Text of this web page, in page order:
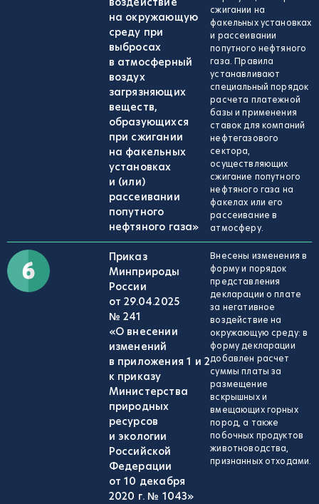
на окружающую
среду при
выбросах
в атмосферный
воздух
загрязняющих
веществ,
образующихся
при сжигании
на факельных
установках
и (или)
рассеивании
попутного
нефтяного газа»
сжигании на
факельных установках
и рассеивании
попутного нефтяного
газа. Правила
устанавливают
специальный порядок
расчета платежной
базы и применения
ставок для компаний
нефтегазового
сектора,
осуществляющих
сжигание попутного
нефтяного газа на
факелах или его
рассеивание в
атмосферу.
Приказ
Минприроды
России
от 29.04.2025
№ 241
«О внесении
изменений
в приложения 1 и 2
к приказу
Министерства
природных
ресурсов
и экологии
Российской
Федерации
от 10 декабря
2020 г. № 1043»
Внесены изменения в
форму и порядок
представления
декларации о плате
за негативное
воздействие на
окружающую среду: в
форму декларации
добавлен расчет
суммы платы за
размещение
вскрышных и
вмещающих горных
пород, а также
побочных продуктов
животноводства,
признанных отходами.